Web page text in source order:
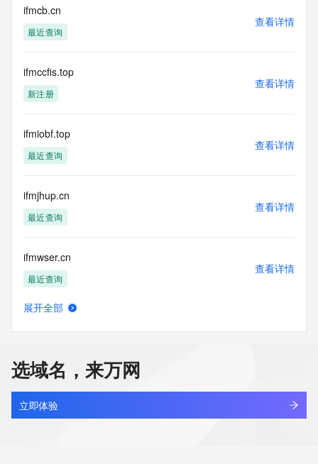
ifmcb.cn
最近查询
查看详情
ifmccfis.top
新注册
查看详情
ifmiobf.top
最近查询
查看详情
ifmjhup.cn
最近查询
查看详情
ifmwser.cn
最近查询
查看详情
apsci.cn
最近查询
查看详情
展开全部
选域名，来万网
立即体验